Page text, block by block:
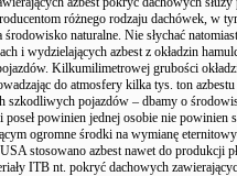
różnego rodzaju dachówek, w
środowisko naturalne. Nie słychać
i wydzielających azbest z okładzin
Kilkumilimetrowej grubości
do atmosfery kilka tys. ton
szkodliwych pojazdów – dbamy o
powinien jednej osobie nie powinien
ogromne środki na wymianę
stosowano azbest nawet do produkcji
ITB nt. pokryć dachowych